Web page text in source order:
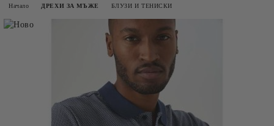
Начало ДРЕХИ ЗА МЪЖЕ БЛУЗИ И ТЕНИСКИ